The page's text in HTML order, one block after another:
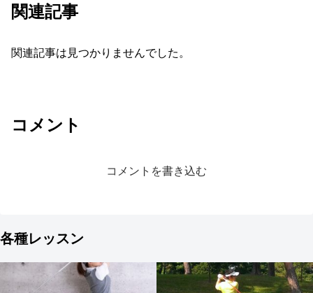
関連記事
関連記事は見つかりませんでした。
コメント
コメントを書き込む
各種レッスン